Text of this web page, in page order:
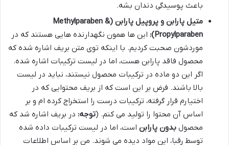
باعث پوسیدگی دندان بشه.
متیل پارابن و پروپیل پارابن (Methylparaben &
Propylparaben):
این ها همون نگهدارنده هایی هستند که در
موردشون صحبت کردیم. با اینکه توی متن بریف اشاره شده که
محصول فاقد پارابن هست، اما در لیست ترکیبات اشاره شده.
اگر این دو ماده در ترکیبات محصول نیستند، نباید در لیست
بالا باشند. فرض بر این است که از بریف محتوایی که در
اختیارم قرار گرفته، ترکیبات درست را استخراج کرده ام و بر
اساس آن محتوا را تولید می کنم. (توجه: در بریف اشاره شد که
محصول بدون پارابن است، اما در لیست ترکیبات داده شده
توسط رقبا، این مواد دیده می شوند. من بر اساس اطلاعات